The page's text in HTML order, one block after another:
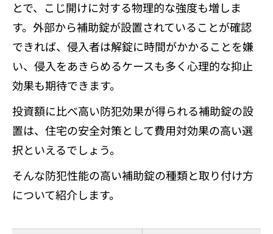
とで、こじ開けに対する物理的な強度も増しま
す。外部から補助錠が設置されていることが確認
できれば、侵入者は解錠に時間がかかることを嫌
い、侵入をあきらめるケースも多く心理的な抑止
効果も期待できます。
投資額に比べ高い防犯効果が得られる補助錠の設
置は、住宅の安全対策として費用対効果の高い選
択といえるでしょう。
そんな防犯性能の高い補助錠の種類と取り付け方
について紹介します。